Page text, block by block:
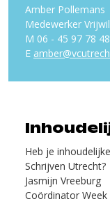
Amber Pollemans
Medewerker
M 06 - 45 97 78 48
E
Heb je
Schrijven Utrecht?
Jasmijn Vreeburg
Coördinator Week